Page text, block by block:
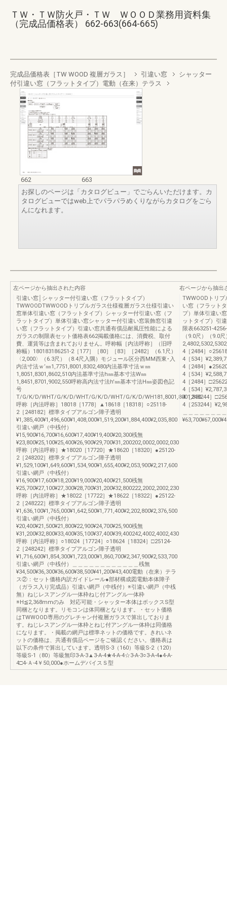
ＴＷ・ＴＷ防火戸・ＴＷ ＷＯＯＤ業務用資料集
（完成品価格表） 662-663(664-665)
完成品価格表［TW WOOD 複層ガラス］ 引違い窓
シャッター
付引違い窓（フラットタイプ）電動（在来）テラス
662
663
お探しのページは「カタログビュー」でごらんいただけます。カ
タログビューではweb上でパラパラめくりながらカタログをごら
んになれます。
左ページから抽出された内容
引違い窓│シャッター付引違い窓（フラットタイプ）
TWWOODTWWOODトリプルガラス仕様複層ガラス仕様引違い
窓単体引違い窓（フラットタイプ）シャッター付引違い窓（フ
ラットタイプ）単体引違い窓シャッター付引違い窓装飾窓引違
い窓（フラットタイプ）引違い窓共通有償品耐風圧性能による
ガラスの制限表セット価格表662掲載価格には、消費税、取付
費、運賃等は含まれておりません。呼称幅［内法呼称］（旧呼
称幅）180183186251-2［177］［80］［83］［2482］（6.1尺）
〈2,000〉（6.3尺）（8.4尺入隅）モジュール区分西MM西東･入
内法寸法ｗ’㎜1,7751,8001,8302,480内法基準寸法ｗ㎜
1,8051,8301,8602,510内法基準寸法h㎜基本寸法W㎜
1,8451,8701,9002,550呼称高内法寸法h'㎜基本寸法H㎜姿図色記
号
T/G/K/D/WHT/G/K/D/WHT/G/K/D/WHT/G/K/D/WH181,8001,8001,830
呼称［内法呼称］18018［1778］▲18618［18318］○25118-
2［248182］標準タイプアルゴン障子透明
¥1,385,400¥1,496,600¥1,408,000¥1,519,200¥1,884,400¥2,035,800
引違い網戸（中桟付）
¥15,900¥16,700¥16,600¥17,400¥19,400¥20,300桟無
¥23,800¥25,100¥25,400¥26,900¥29,700¥31,200202,0002,0002,030
呼称［内法呼称］★18020［17720］★18620［18320］●25120-
2［248202］標準タイプアルゴン障子透明
¥1,529,100¥1,649,600¥1,534,900¥1,655,400¥2,053,900¥2,217,600
引違い網戸（中桟付）
¥16,900¥17,600¥18,200¥19,000¥20,400¥21,500桟無
¥25,700¥27,100¥27,300¥28,700¥31,200¥32,800222,2002,2002,230
呼称［内法呼称］★18022［17722］★18622［18322］●25122-
2［248222］標準タイプアルゴン障子透明
¥1,636,100¥1,765,000¥1,642,500¥1,771,400¥2,202,800¥2,376,500
引違い網戸（中桟付）
¥20,400¥21,500¥21,800¥22,900¥24,700¥25,900桟無
¥31,200¥32,800¥33,400¥35,100¥37,400¥39,400242,4002,4002,430
呼称［内法呼称］○18024［17724］○18624［18324］□25124-
2［248242］標準タイプアルゴン障子透明
¥1,716,600¥1,854,300¥1,723,000¥1,860,700¥2,347,900¥2,533,700
引違い網戸（中桟付）＿＿＿＿＿＿＿＿＿＿＿＿桟無
¥34,500¥36,300¥36,600¥38,500¥41,200¥43,400電動（在来）テラ
ス②：セット価格内訳ガイドレール●部材構成図電動本体障子
（ガラス入り完成品）引違い網戸（中桟付）※引違い網戸（中桟
無）ねじレスアングル一体枠ねじ付アングル一体枠
※H≦2,368mmのみ 対応可能・シャッター本体はボックスS型
同梱となります。リモコンは体同梱となります。・セット価格
はTWWOOD専用のグレチャン付複層ガラスで算出しておりま
す。ねじレスアングル一体枠とねじ付アングル一体枠は同価格
になります。・掲載の網戸は標準ネットの価格です。きれいネ
ットの価格は、共通有償品ページをご確認ください。価格表は
以下の条件で算出しています。透明S-3（160）等級S-2（120）
等級S-1（80）等級無印3-A-3▲3-A-4★4-A-4☆3-A-3○3-A-4●4-A-
4□4-Ａ-4￥50,000●ホームデバイスＳ型
右ページから抽出
TWWOODトリ
い窓（フラット
プ）単体引違い
ットタイプ）引
限表663251-
（9.0尺）（9.0
4［2484］
4［534］
4［2484］
4［534］
4［2484］
4［534］
4［248244］
4［253244］